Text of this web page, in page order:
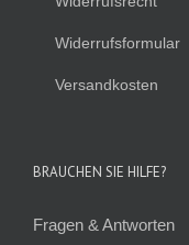
Widerrufsformular
Versandkosten
BRAUCHEN SIE HILFE?
Fragen & Antworten